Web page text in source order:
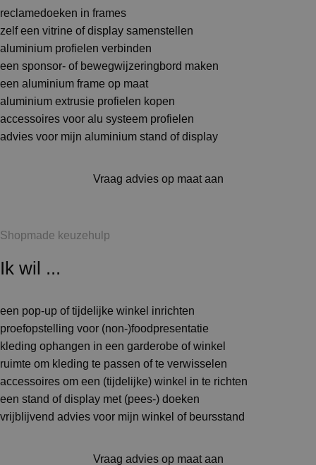
reclamedoeken in frames
zelf een vitrine of display samenstellen
aluminium profielen verbinden
een sponsor- of bewegwijzeringbord maken
een aluminium frame op maat
aluminium extrusie profielen kopen
accessoires voor alu systeem profielen
advies voor mijn aluminium stand of display
Vraag advies op maat aan
Shopmade keuzehulp
Ik wil ...
een pop-up of tijdelijke winkel inrichten
proefopstelling voor (non-)foodpresentatie
kleding ophangen in een garderobe of winkel
ruimte om kleding te passen of te verwisselen
accessoires om een (tijdelijke) winkel in te richten
een stand of display met (pees-) doeken
vrijblijvend advies voor mijn winkel of beursstand
Vraag advies op maat aan